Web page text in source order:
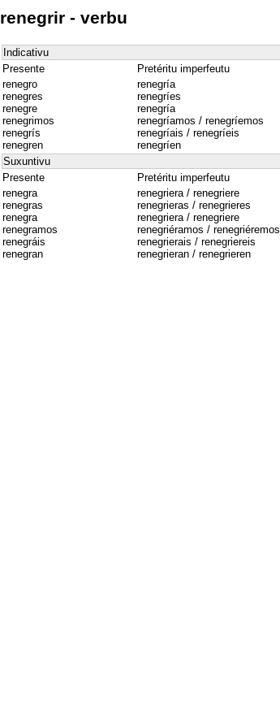
renegrir - verbu
Indicativu
Presente
Pretéritu imperfeutu
renegro
renegres
renegre
renegrimos
renegrís
renegren
renegría
renegríes
renegría
renegríamos / renegríemos
renegríais / renegríeis
renegríen
Suxuntivu
Presente
Pretéritu imperfeutu
renegra
renegras
renegra
renegramos
renegráis
renegran
renegriera / renegriere
renegrieras / renegrieres
renegriera / renegriere
renegriéramos / renegriéremos
renegrierais / renegriereis
renegrieran / renegrieren